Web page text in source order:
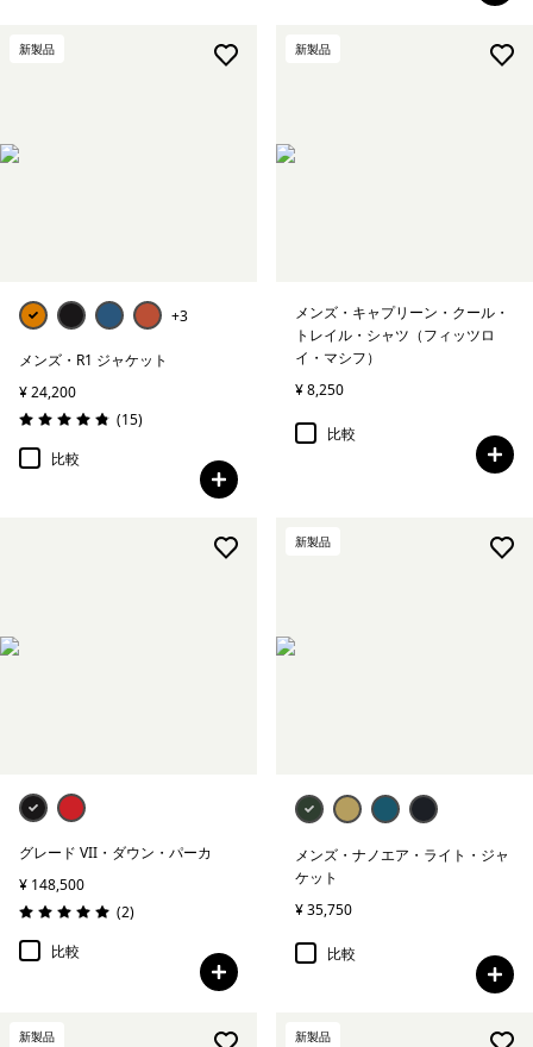
新製品
+3
メンズ・R1 ジャケット
¥ 24,200
評価: 4.9 / 5
(15レビュー
)
比較
新製品
メンズ・キャプリーン・クール・
トレイル・シャツ（フィッツロ
イ・マシフ）
¥ 8,250
比較
グレード VII・ダウン・パーカ
¥ 148,500
評価: 5.0 / 5
(2レビュー
)
比較
新製品
メンズ・ナノエア・ライト・ジャ
ケット
¥ 35,750
比較
新製品 新製品